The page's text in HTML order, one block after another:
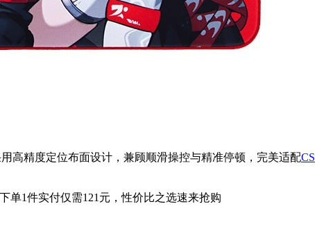
高精度定位布面设计，兼顾顺滑操控与精准停顿，完美适配CS
单1件实付仅需121元，性价比之选速来抢购